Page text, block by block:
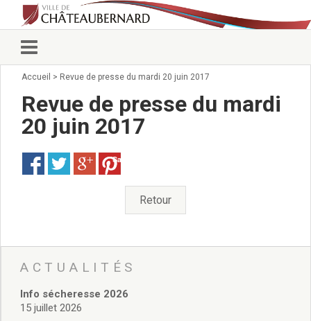
Vie municipale
Conseillers municipaux
Commissions 2026
Arrêtés du Maire
Services municipaux
Pour venir nous voir
administratives
Services Techniques
Affaires Scolaires
Vie associative
Accueil > Revue de presse du mardi 20 juin 2017
Revue de presse du mardi
20 juin 2017
Save
Retour
ACTUALITÉS
Info sécheresse 2026
15 juillet 2026